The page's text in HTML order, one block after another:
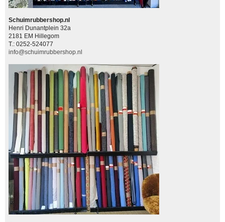
Schuimrubbershop.nl
Henri Dunantplein 32a
2181 EM Hillegom
T.: 0252-524077
info@schuimrubbershop.nl